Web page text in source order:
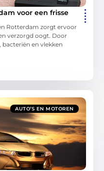
voor een frisse
Rotterdam zorgt ervoor
verzorgd oogt. Door
en vlekken
AUTO’S EN MOTOREN